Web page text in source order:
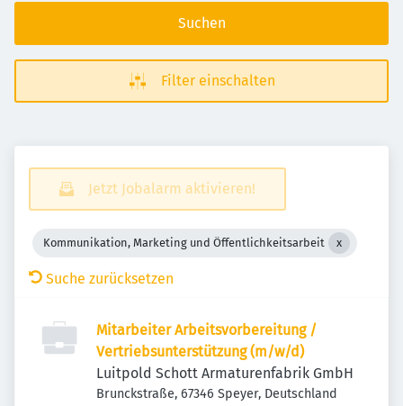
Suchen
Filter einschalten
Jetzt Jobalarm aktivieren!
Kommunikation, Marketing und Öffentlichkeitsarbeit
Suche zurücksetzen
Mitarbeiter Arbeitsvorbereitung /
Vertriebsunterstützung (m/w/d)
Luitpold Schott Armaturenfabrik GmbH
Brunckstraße, 67346 Speyer, Deutschland